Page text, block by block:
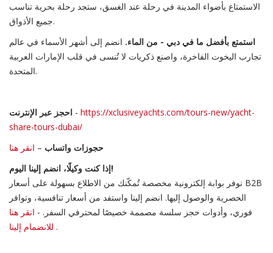
الاستمتاع بأضواء المدينة في رحلة عند الغسق، ستجد رحلة بحرية تناسب
جميع الأذواق.
استمتع بأفضل ما في دبي - من الماء. انضم إلى أشهر الأسماء في عالم
تجارب اليخوت الفاخرة، واصنع ذكريات لا تُنسى في قلب الإمارات العربية
المتحدة.
- https://xclusiveyachts.com/tours-new/yacht-
share-tours-dubai/
حجوزات واتساب – انقر هنا
إذا كنت وكيلًا، انضم إلينا اليوم!
نوفر بوابة إلكترونية مخصصة تُمكّنك من الاطلاع بسهولة على أسعار B2B
الحصرية والوصول إليها. انضم إلينا واستفد من أسعار تنافسية، وتوافر
فوري، وأدوات حجز سلسة مصممة خصيصًا لمحترفي السفر. - انقر هنا
للانضمام إلينا .